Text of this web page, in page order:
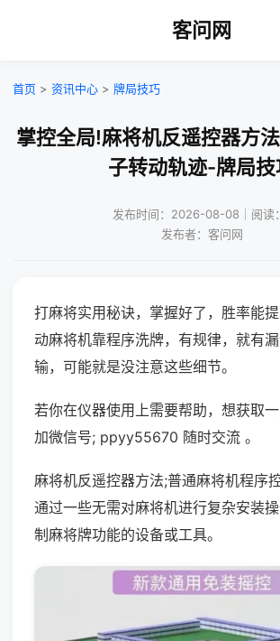
客问网
首页 > 资讯中心 > 牌局技巧
掌控全局!麻将机反遥控器方
子转动轨迹-牌局技
发布时间：2026-08-08｜阅读
发布者：客问网
打麻将实用秘诀，掌握好了，胜率能
动麻将机靠程序洗牌，有规律，就有
输，可能就是没注意这些细节。
若你在仪器使用上需要帮助，想获取
加微信号; ppyy55670 随时交流 。
麻将机反遥控器方法;普通麻将机程序
通过一些无需对麻将机进行复杂安装
制麻将牌功能的设备或工具。